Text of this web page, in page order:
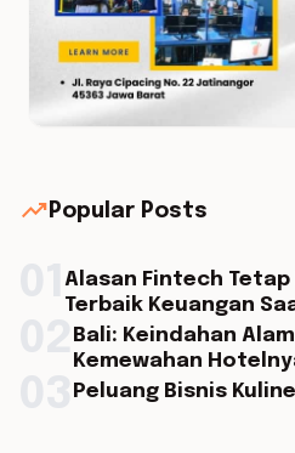
trending_up Popular Posts
Alasan Fintech
Terbaik Keuangan
Bali: Keindahan
Kemewahan
Peluang Bisnis